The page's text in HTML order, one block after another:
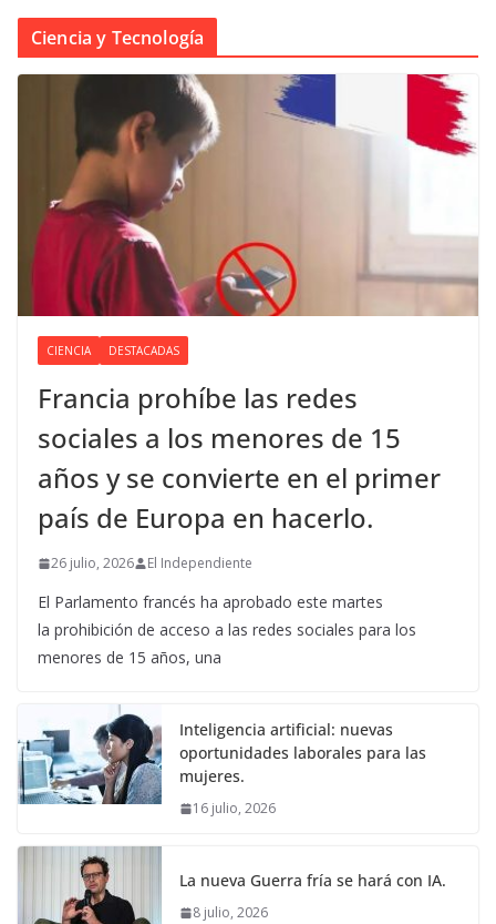
Ciencia y Tecnología
CIENCIA DESTACADAS
Francia prohíbe las redes
sociales a los menores de 15
años y se convierte en el primer
país de Europa en hacerlo.
26 julio, 2026 El Independiente
El Parlamento francés ha aprobado este martes
la prohibición de acceso a las redes sociales para los
menores de 15 años, una
Inteligencia artificial: nuevas
oportunidades laborales para las
mujeres.
16 julio, 2026
La nueva Guerra fría se hará con IA.
8 julio, 2026